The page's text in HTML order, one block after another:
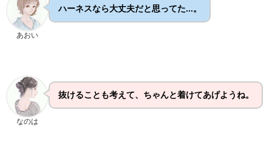
あおい
ハーネスなら大丈夫だと思ってた...。
なのは
抜けることも考えて、ちゃんと着けてあげようね。